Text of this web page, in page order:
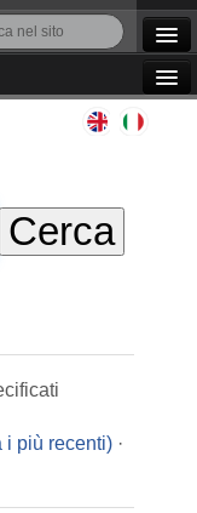
i più recenti) ·